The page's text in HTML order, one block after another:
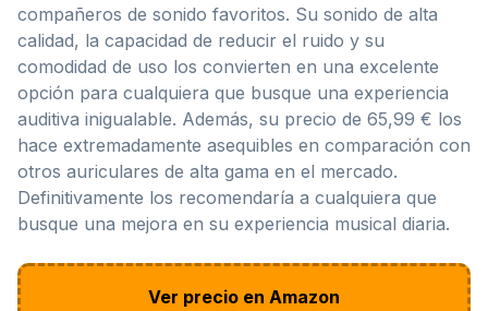
compañeros de sonido favoritos. Su sonido de alta
calidad, la capacidad de reducir el ruido y su
comodidad de uso los convierten en una excelente
opción para cualquiera que busque una experiencia
auditiva inigualable. Además, su precio de 65,99 € los
hace extremadamente asequibles en comparación con
otros auriculares de alta gama en el mercado.
Definitivamente los recomendaría a cualquiera que
busque una mejora en su experiencia musical diaria.
Ver precio en Amazon